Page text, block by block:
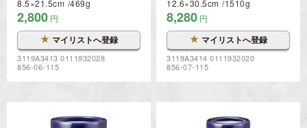
8.5×21.5cm 469g
2,800 円
★ マイリストへ登録
3119A3413 0111932028
856-06-115
12.6×30.5cm 1510g
8,280 円
★ マイリストへ登録
3119A3414 0111932020
856-07-115